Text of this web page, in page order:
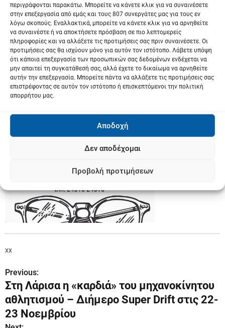
περιγράφονται παρακάτω. Μπορείτε να κάνετε κλικ για να συναινέσετε
στην επεξεργασία από εμάς και τους 807 συνεργάτες μας για τους εν
λόγω σκοπούς. Εναλλακτικά, μπορείτε να κάνετε κλικ για να αρνηθείτε
να συναινέστε ή να αποκτήσετε πρόσβαση σε πιο λεπτομερείς
πληροφορίες και να αλλάξετε τις προτιμήσεις σας πριν συναινέσετε. Οι
προτιμήσεις σας θα ισχύουν μόνο για αυτόν τον ιστότοπο. Λάβετε υπόψη
ότι κάποια επεξεργασία των προσωπικών σας δεδομένων ενδέχεται να
μην απαιτεί τη συγκατάθεσή σας, αλλά έχετε το δικαίωμα να αρνηθείτε
αυτήν την επεξεργασία. Μπορείτε πάντα να αλλάξετε τις προτιμήσεις σας
επιστρέφοντας σε αυτόν τον ιστότοπο ή επισκεπτόμενοι την πολιτική
απορρήτου μας.
Αποδοχή
Δεν αποδέχομαι
Προβολή προτιμήσεων
Στην εκδήλωση,που συντόνιζε ο δημοσιογράφος Γιώργος
Ρούστας,παρέστησαν οι ΑντιπεριφερειάρχεςΔημ. Τσέτσιλας, Βας.
Σίμος, Φ. Λαμπρινίδης, οι αντιδήμαρχοι Λαρισαίων Κ. Βλαχούλης,
Κ. Καλαμπαλίκης, ο γραμματέας του Επιμελητηρίου Ν.
Καγκελάρης, ο περιφερειακός σύμβουλος, πρόεδρος ΠΟΣΓ
Δημήτρης Σοφολόγης, ο πρόεδρος του τμήματος Γεωπονίας –
Αγροτεχνολογίαςτου ΠΘ Αλ. Παπαχατζής, συνεταιριστές, στελέχη
των αρμοδίων Υπηρεσιών Περιφέρειας-ΕΛΓΟ, αγρότες, κ.α.
xx
Π
λ
ο
Previous:
Στη Λάρισα η «καρδιά» του μηχανοκίνητου
αθλητισμού – Διήμερο Super Drift στις 22-
23 Νοεμβρίου